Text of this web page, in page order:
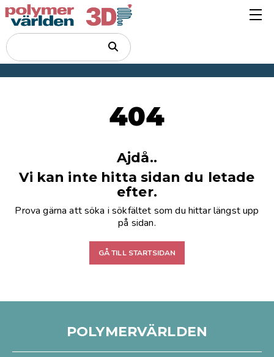
404
Ajdå..
Vi kan inte hitta sidan du letade
efter.
Prova gärna att söka i sökfältet som du hittar längst upp
på sidan.
GÅ TILL STARTSIDAN
POLYMERVÄRLDEN